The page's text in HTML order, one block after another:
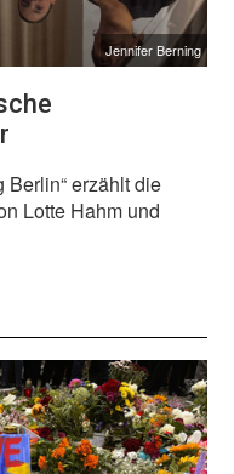
Jennifer Berning
Berlin“ erzählt die
Lotte Hahm und